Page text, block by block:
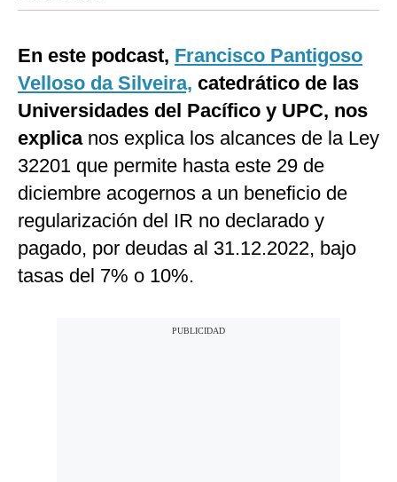
Internacional
Club del Suscriptor
Mix
G de Gestión
Notas Contratadas
Podcast
Gestión TV
En este podcast, Francisco Pantigoso
Velloso da Silveira, catedrático de las
Universidades del Pacífico y UPC, nos
explica nos explica los alcances de la Ley
32201 que permite hasta este 29 de
diciembre acogernos a un beneficio de
regularización del IR no declarado y
pagado, por deudas al 31.12.2022, bajo
tasas del 7% o 10%.